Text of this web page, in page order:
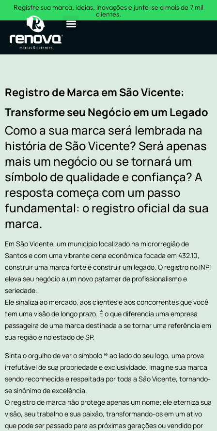
Registre sua marca, ideias, inovações e junte-se a mais de 7 mil
clientes.
Registro de Marca em São Vicente:
Transforme seu Negócio em um Legado
Como a sua marca será lembrada na
história de São Vicente? Será apenas
mais um negócio ou se tornará um
símbolo de qualidade e confiança? A
resposta começa com um passo
fundamental: o registro oficial da sua
marca.
Em São Vicente, um município localizado na microrregião de
Santos e com uma vibrante cena econômica focada em 432.10,
construir uma marca forte é construir um legado. O registro no INPI
eleva seu negócio a um novo patamar de profissionalismo e
seriedade.
Ele sinaliza ao mercado, aos clientes e aos concorrentes que você
tem uma visão de longo prazo. É o que diferencia uma empresa
passageira de uma marca destinada a se tornar uma referência em
sua região e no estado de SP.
Sinta o orgulho de ver o símbolo ® ao lado do seu logo, uma prova
irrefutável de sua propriedade e exclusividade. Imagine sua marca
sendo reconhecida e respeitada por toda a São Vicente, tornando-
se sinônimo de excelência.
O registro de marca não protege apenas um nome; ele eterniza sua
visão, seu trabalho e sua paixão, transformando-os em um ativo
que pode ser passado para as próximas gerações ou vendido por